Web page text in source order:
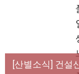
[성명] 막을 수
[산별소식] 건설
[강릉,속초,원주,
[조합원☆인터뷰
[본부소식] 강원